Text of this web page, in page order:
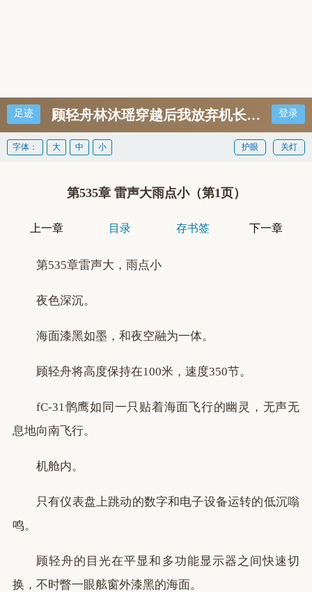
足迹 顾轻舟林沐瑶穿越后我放弃机长开民航完
登录
关灯
护眼
字体： 大 中 小
第535章 雷声大雨点小（第1页）
上一章 目录 存书签 下一章
第535章雷声大，雨点小
夜色深沉。
海面漆黑如墨，和夜空融为一体。
顾轻舟将高度保持在100米，速度350节。
fC-31鹘鹰如同一只贴着海面飞行的幽灵，无声无
息地向南飞行。
机舱内。
只有仪表盘上跳动的数字和电子设备运转的低沉嗡
鸣。
顾轻舟的目光在平显和多功能显示器之间快速切
换，不时瞥一眼舷窗外漆黑的海面。